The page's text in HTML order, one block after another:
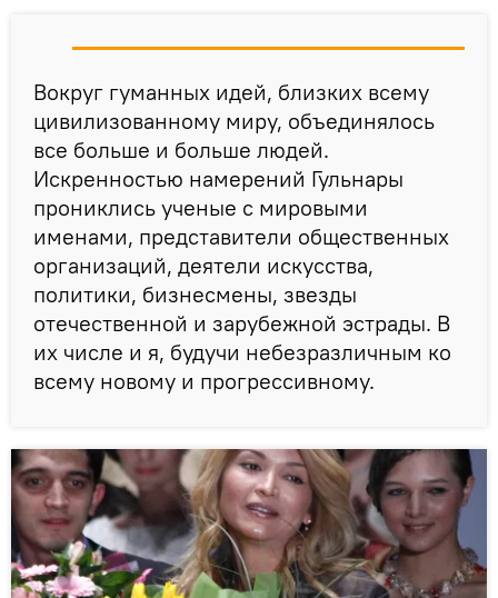
Вокруг гуманных идей, близких всему
цивилизованному миру, объединялось
все больше и больше людей.
Искренностью намерений Гульнары
прониклись ученые с мировыми
именами, представители общественных
организаций, деятели искусства,
политики, бизнесмены, звезды
отечественной и зарубежной эстрады. В
их числе и я, будучи небезразличным ко
всему новому и прогрессивному.